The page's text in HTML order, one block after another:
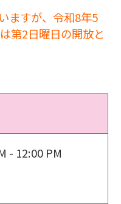
ますが、令和8年5
第2日曜日の開放と
- 12:00 PM